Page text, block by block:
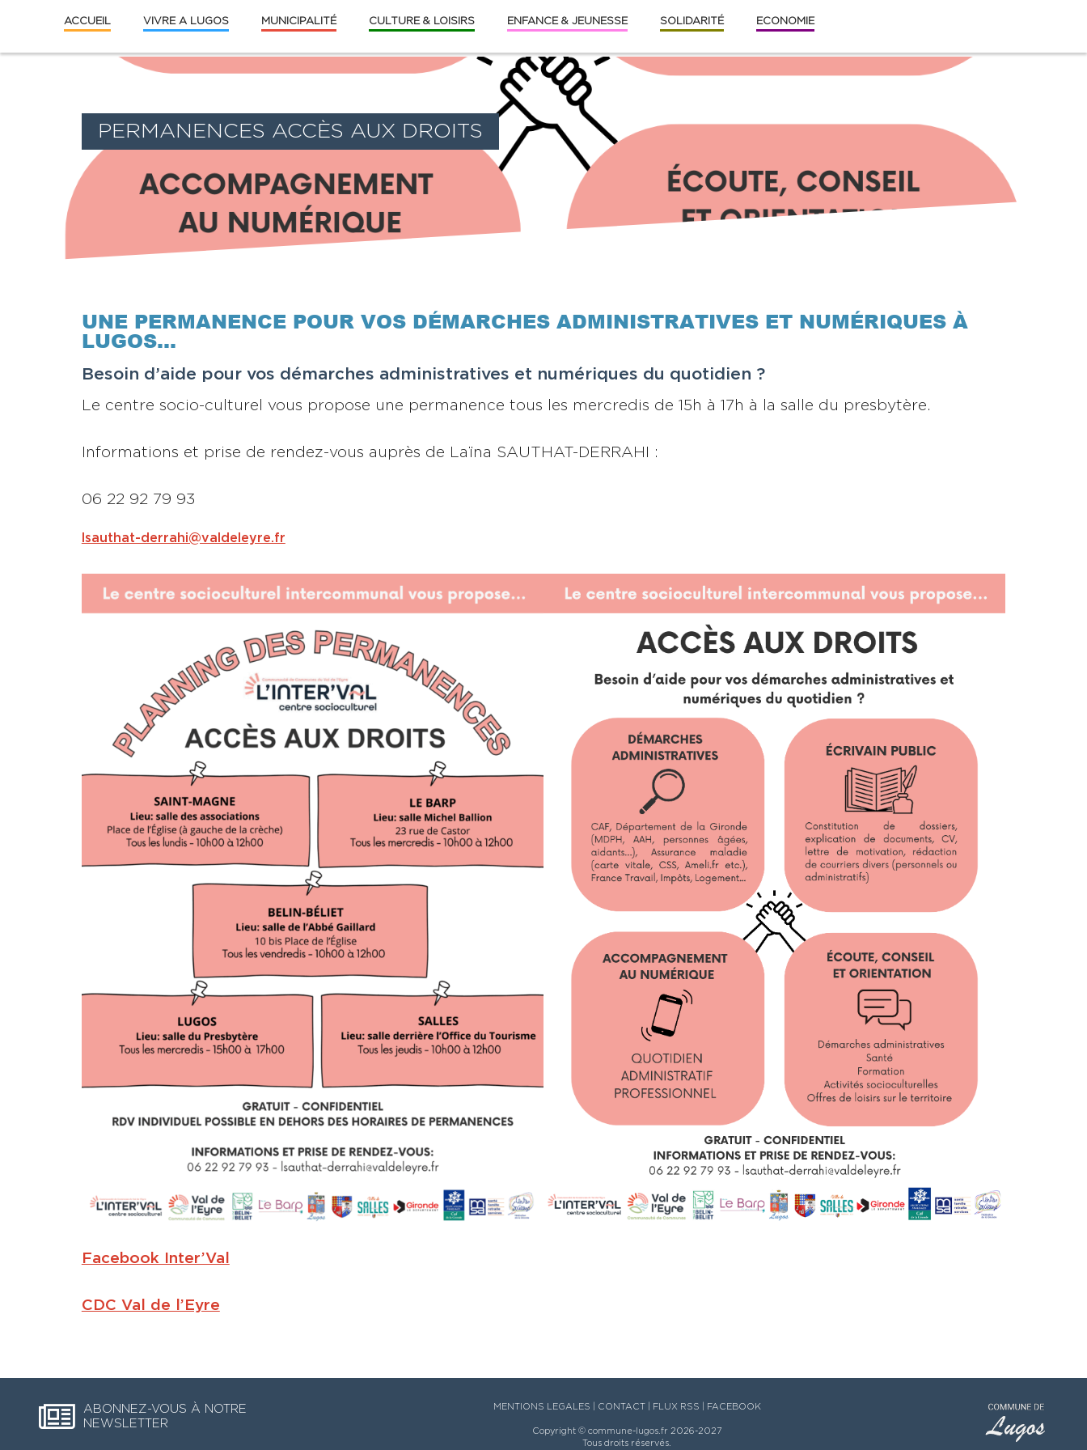
ACCUEIL VIVRE A LUGOS MUNICIPALITÉ CULTURE & LOISIRS ENFANCE & JEUNESSE SOLIDARITÉ ECONOMIE
PERMANENCES ACCÈS AUX DROITS
UNE PERMANENCE POUR VOS DÉMARCHES ADMINISTRATIVES ET NUMÉRIQUES À
LUGOS…
Besoin d’aide pour vos démarches administratives et numériques du quotidien ?
Le centre socio-culturel vous propose une permanence tous les mercredis de 15h à 17h à la salle du presbytère.
Informations et prise de rendez-vous auprès de Laïna SAUTHAT-DERRAHI :
06 22 92 79 93
lsauthat-derrahi@valdeleyre.fr
Facebook Inter’Val
CDC Val de l’Eyre
ABONNEZ-VOUS À NOTRE
NEWSLETTER
MENTIONS LEGALES CONTACT FLUX RSS FACEBOOK
Copyright ©commune-lugos.fr 2026-2027
Tous droits réservés.